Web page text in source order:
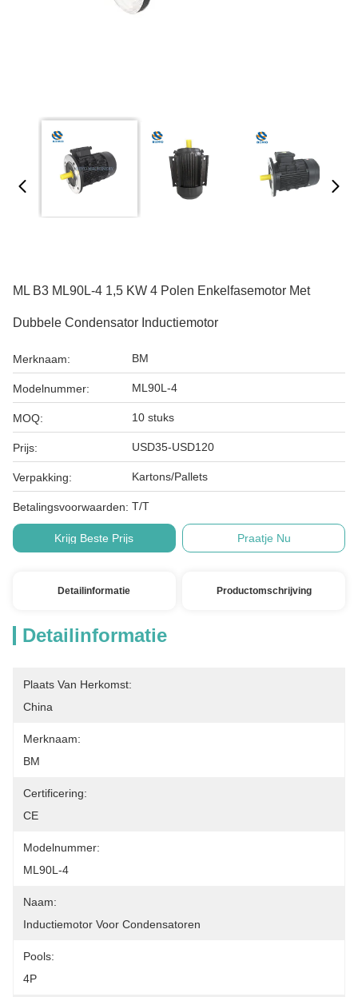
ML B3 ML90L-4 1,5 KW 4 Polen Enkelfasemotor Met
Dubbele Condensator Inductiemotor
Merknaam: BM
Modelnummer: ML90L-4
MOQ: 10 stuks
Prijs: USD35-USD120
Verpakking: Kartons/Pallets
Betalingsvoorwaarden: T/T
Krijg Beste Prijs Praatje Nu
Detailinformatie Productomschrijving
Detailinformatie
Plaats Van Herkomst:
China
Merknaam:
BM
Certificering:
CE
Modelnummer:
ML90L-4
Naam:
Inductiemotor Voor Condensatoren
Pools:
4P